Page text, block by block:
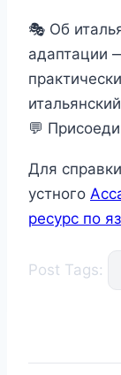
🎭 Об
адаптации
💬
Для
устного
ресурс по
Post Tags: